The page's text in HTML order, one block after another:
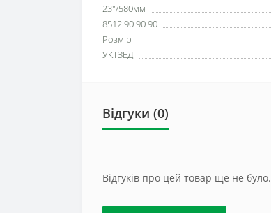
23"/580мм
8512 90 90 90
Розмір
УКТЗЕД
Відгуки (0)
Відгуків про цей товар ще не було.